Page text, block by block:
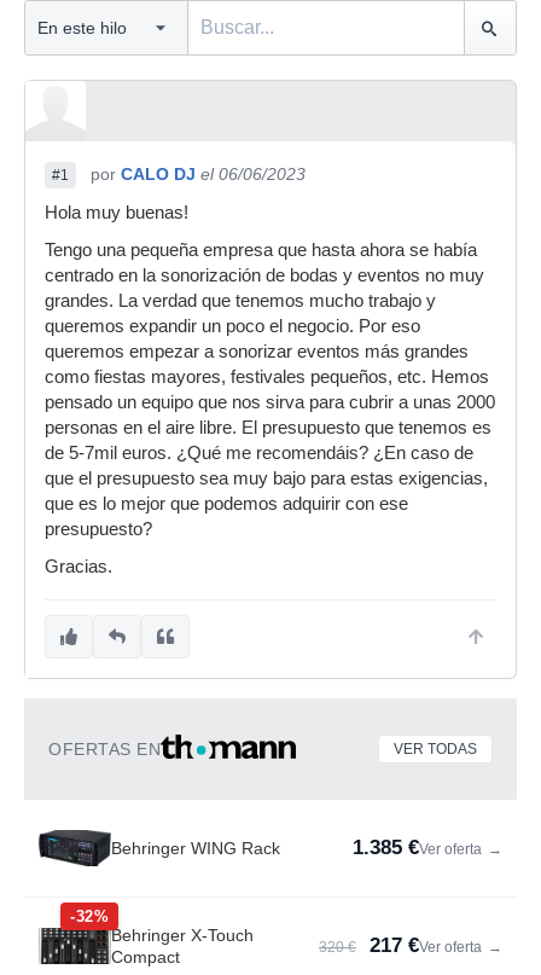
#1 por CALO DJ el 06/06/2023
Hola muy buenas!
Tengo una pequeña empresa que hasta ahora se había
centrado en la sonorización de bodas y eventos no muy
grandes. La verdad que tenemos mucho trabajo y
queremos expandir un poco el negocio. Por eso
queremos empezar a sonorizar eventos más grandes
como fiestas mayores, festivales pequeños, etc. Hemos
pensado un equipo que nos sirva para cubrir a unas 2000
personas en el aire libre. El presupuesto que tenemos es
de 5-7mil euros. ¿Qué me recomendáis? ¿En caso de
que el presupuesto sea muy bajo para estas exigencias,
que es lo mejor que podemos adquirir con ese
presupuesto?
Gracias.
OFERTAS EN VER TODAS
Behringer WING Rack 1.385 €Ver oferta →
-32%
Behringer X-Touch
Compact
320 € 217 €Ver oferta →